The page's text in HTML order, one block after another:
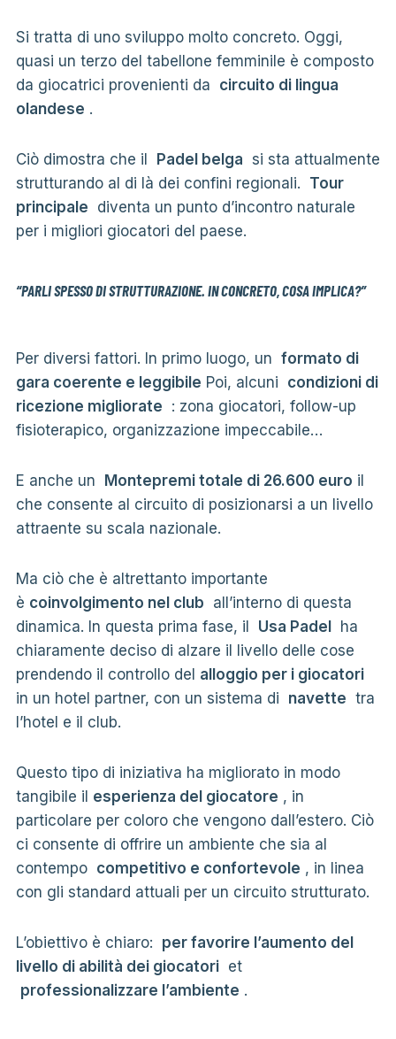
Si tratta di uno sviluppo molto concreto. Oggi,
quasi un terzo del tabellone femminile è composto
da giocatrici provenienti da circuito di lingua
olandese .
Ciò dimostra che il Padel belga si sta attualmente
strutturando al di là dei confini regionali. Tour
principale diventa un punto d’incontro naturale
per i migliori giocatori del paese.
“PARLI SPESSO DI STRUTTURAZIONE. IN CONCRETO, COSA IMPLICA?”
Per diversi fattori. In primo luogo, un formato di
gara coerente e leggibile Poi, alcuni condizioni di
ricezione migliorate : zona giocatori, follow-up
fisioterapico, organizzazione impeccabile…
E anche un Montepremi totale di 26.600 euro il
che consente al circuito di posizionarsi a un livello
attraente su scala nazionale.
Ma ciò che è altrettanto importante
è coinvolgimento nel club all’interno di questa
dinamica. In questa prima fase, il Usa Padelha
chiaramente deciso di alzare il livello delle cose
prendendo il controllo del alloggio per i giocatori
in un hotel partner, con un sistema di navette tra
l’hotel e il club.
Questo tipo di iniziativa ha migliorato in modo
tangibile il esperienza del giocatore , in
particolare per coloro che vengono dall’estero. Ciò
ci consente di offrire un ambiente che sia al
contempo competitivo e confortevole , in linea
con gli standard attuali per un circuito strutturato.
L’obiettivo è chiaro: per favorire l’aumento del
livello di abilità dei giocatoriet
professionalizzare l’ambiente .